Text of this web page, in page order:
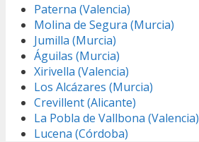
Paterna (Valencia)
Molina de Segura (Murcia)
Jumilla (Murcia)
Águilas (Murcia)
Xirivella (Valencia)
Los Alcázares (Murcia)
Crevillent (Alicante)
La Pobla de Vallbona (Valencia)
Lucena (Córdoba)